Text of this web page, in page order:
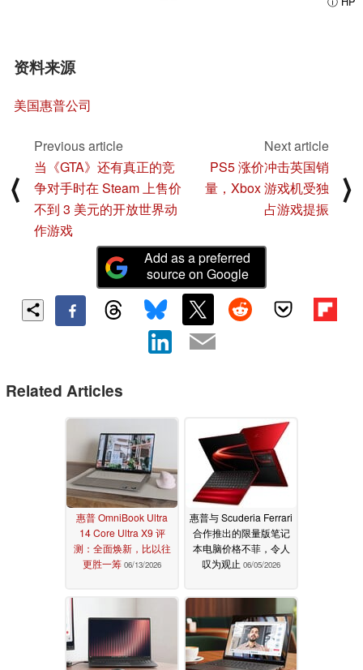
资料来源
美国惠普公司
⟨
Previous article
当《GTA》还有真正的竞
争对手时在 Steam 上售价
不到 3 美元的开放世界动
作游戏
Next article
PS5 涨价冲击英国销
量，Xbox 游戏机受独
占游戏提振
⟩
Add as a preferred
source on Google
Related Articles
惠普 OmniBook Ultra
14 Core Ultra X9 评
测：全面焕新，比以往
更胜一筹 06/13/2026
惠普与 Scuderia Ferrari
合作推出的限量版笔记
本电脑价格不菲，令人
叹为观止 06/05/2026